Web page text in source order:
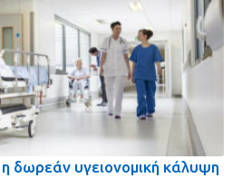
δωρεάν υγειονομική κάλυψη